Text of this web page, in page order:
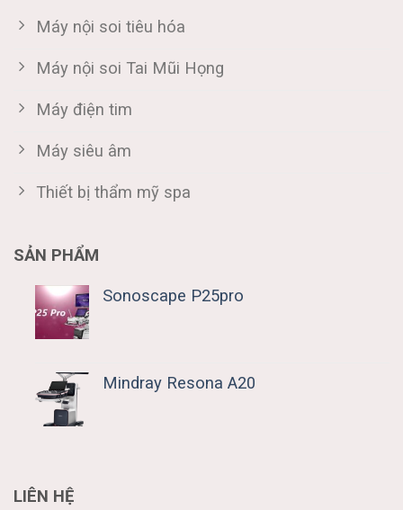
Máy nội soi tiêu hóa
Máy nội soi Tai Mũi Họng
Máy điện tim
Máy siêu âm
Thiết bị thẩm mỹ spa
SẢN PHẨM
Sonoscape P25pro
Mindray Resona A20
LIÊN HỆ